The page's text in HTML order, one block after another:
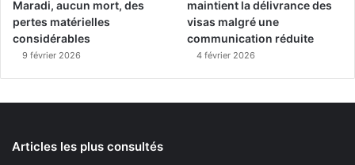
Maradi, aucun mort, des
pertes matérielles
considérables
9 février 2026
maintient la délivrance des
visas malgré une
communication réduite
4 février 2026
Articles les plus consultés